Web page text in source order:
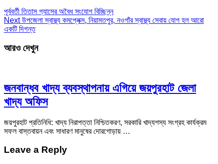
পূর্ববর্তী তিতাস গ্যাসের অবৈধ সংযোগ বিচ্ছিন্ন
Nextউপজেলা স্বাস্থ্য কমপ্লেক্স, নিয়ামতপুর, নওগাঁর স্বাস্থ্য সেবায় যোগ হল আরো
একটি দিগন্ত
আরও দেখুন
জনবান্ধব খাদ্য ব্যবস্থাপনায় এগিয়ে জয়পুরহাট জেলা
খাদ্য অফিস
জয়পুরহাট প্রতিনিধি: খাদ্য নিরাপত্তা নিশ্চিতকরণ, সরকারি খাদ্যশস্য সংগ্রহ কার্যক্রম
সফল বাস্তবায়ন এবং সাধারণ মানুষের দোরগোড়ায় …
Leave a Reply